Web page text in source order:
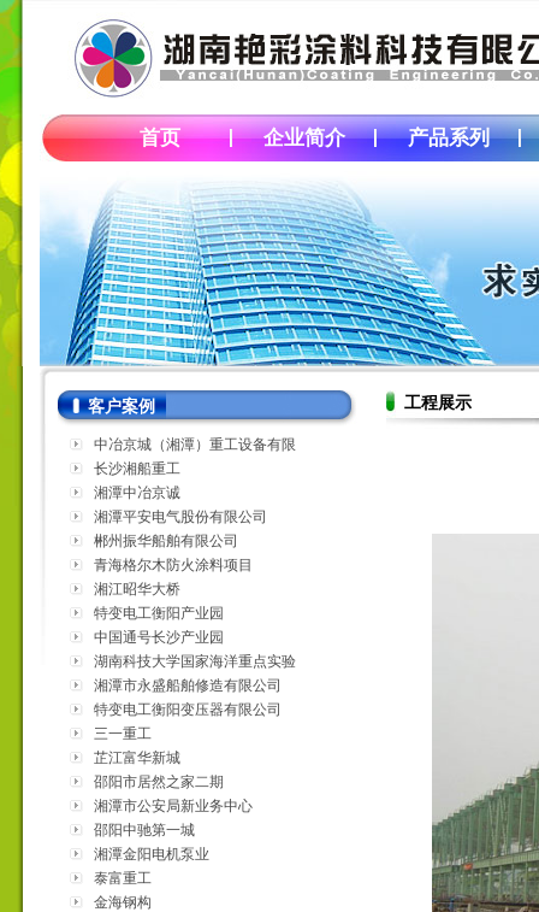
首页 企业简介 产品系列
工程展示
客户案例
中冶京城（湘潭）重工设备有限
公司
长沙湘船重工
湘潭中冶京诚
湘潭平安电气股份有限公司
郴州振华船舶有限公司
青海格尔木防火涂料项目
湘江昭华大桥
特变电工衡阳产业园
中国通号长沙产业园
湖南科技大学国家海洋重点实验
室
湘潭市永盛船舶修造有限公司
特变电工衡阳变压器有限公司
三一重工
芷江富华新城
邵阳市居然之家二期
湘潭市公安局新业务中心
邵阳中驰第一城
湘潭金阳电机泵业
泰富重工
金海钢构